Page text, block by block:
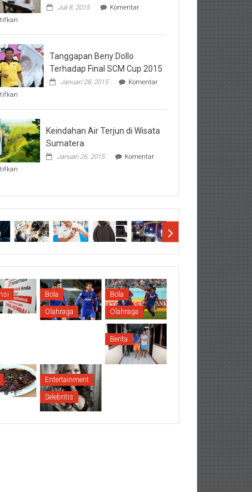
Juli 8, 2015
Komentar
Hal-
Hal
Penting
Sebelum
Lihat
Hasil
Tanggapan Beny Dollo
Terhadap Final SCM Cup 2015
Januari 28, 2015
Komentar
Beny
Dollo
Terhadap
Final
SCM
Cup
Keindahan Air Terjun di Wisata
Sumatera
Januari 26, 2015
Komentar
Terjun
Sumatera
Bola
Olahraga
Bola
Olahraga
Berita
Entertainment
Selebritis